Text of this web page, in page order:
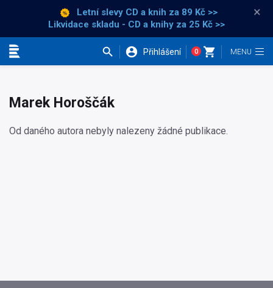
Letní slevy CD a knih za 89 Kč >>
Likvidace skladu - CD a knihy za 25 Kč >>
×
Přihlášení 0
Marek Horoščák
Od daného autora nebyly nalezeny žádné publikace.